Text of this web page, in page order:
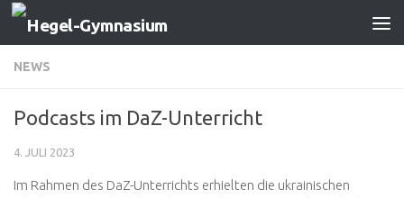
Zum Inhalt springen
NEWS
Podcasts im DaZ-Unterricht
4. JULI 2023
Im Rahmen des DaZ-Unterrichts erhielten die ukrainischen